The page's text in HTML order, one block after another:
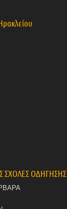
ΣΧΟΛΕΣ ΟΔΗΓΗΣΗΣ